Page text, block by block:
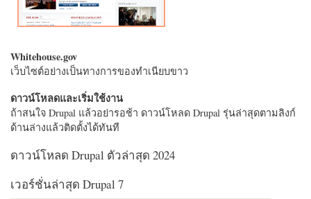
Whitehouse.gov
เว็บไซต์อย่างเป็นทางการของทำเนียบขาว
ดาวน์โหลดและเริ่มใช้งาน
ถ้าสนใจ Drupal แล้วอย่ารอช้า ดาวน์โหลด Drupal รุ่นล่าสุดตามลิงก์
ด้านล่างแล้วติดตั้งได้ทันที
ดาวน์โหลด Drupal ตัวล่าสุด 2024
เวอร์ชั่นล่าสุด Drupal 7